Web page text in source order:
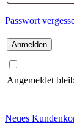
E-
Mail-
Adresse
Passwort
Angemeldet
Neues